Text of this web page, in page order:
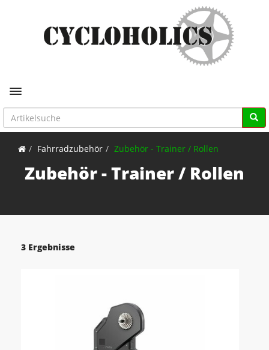
Toggle navigation
Fahrradzubehör Zubehör - Trainer / Rollen
Zubehör - Trainer / Rollen
3 Ergebnisse